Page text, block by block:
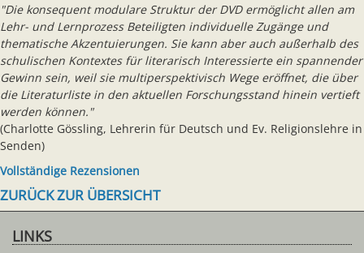
"Die konsequent modulare Struktur der DVD ermöglicht allen am
Lehr- und Lernprozess Beteiligten individuelle Zugänge und
thematische Akzentuierungen. Sie kann aber auch außerhalb des
schulischen Kontextes für literarisch Interessierte ein spannender
Gewinn sein, weil sie multiperspektivisch Wege eröffnet, die über
die Literaturliste in den aktuellen Forschungsstand hinein vertieft
werden können."
(Charlotte Gössling, Lehrerin für Deutsch und Ev. Religionslehre in
Senden)
Vollständige Rezensionen
ZURÜCK ZUR ÜBERSICHT
LINKS